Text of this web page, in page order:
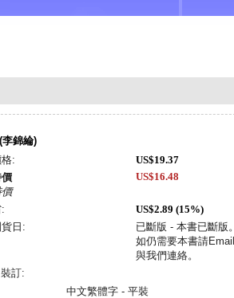
錦綸)
:
US$19.37
US$16.48
US$2.89 (15%)
日:
已斷版 - 本書已斷版。
如仍需要本書請Email
與我們連絡。
訂:
中文繁體字 - 平裝